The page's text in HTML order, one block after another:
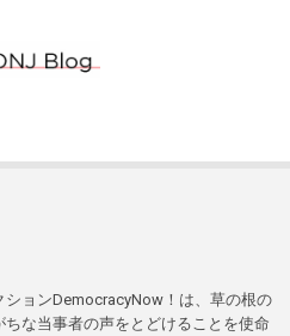
ョンDemocracyNow！は、草の根の
な当事者の声をとどけることを使命